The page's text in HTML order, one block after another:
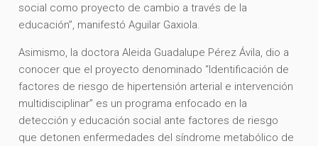
social como proyecto de cambio a través de la
educación”, manifestó Aguilar Gaxiola.
Asimismo, la doctora Aleida Guadalupe Pérez Ávila, dio a
conocer que el proyecto denominado “Identificación de
factores de riesgo de hipertensión arterial e intervención
multidisciplinar” es un programa enfocado en la
detección y educación social ante factores de riesgo
que detonen enfermedades del síndrome metabólico de